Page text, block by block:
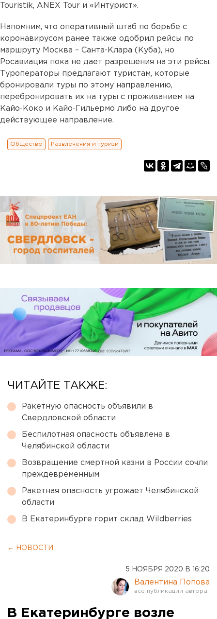
Touristik, ANEX Tour и «Интурист».
Напомним, что оперативный штаб по борьбе с
коронавирусом ранее также одобрил рейсы по
маршруту Москва – Санта-Клара (Куба), но
Росавиация пока не дает разрешения на эти рейсы.
Туроператоры предлагают туристам, которые
бронировали туры по этому направлению,
перебронировать их на туры с проживанием на
Кайо-Коко и Кайо-Гильермо либо на другое
действующее направление.
Общество Развлечения и туризм
ЧИТАЙТЕ ТАКЖЕ:
Ракетную опасность объявили в
Свердловской области
Беспилотная опасность объявлена в
Челябинской области
Возвращение смертной казни в России сочли
преждевременным
Ракетная опасность угрожает Челябинской
области
В Екатеринбурге горит склад Wildberries
← НОВОСТИ
5 НОЯБРЯ 2020 В 16:20
Валентина Попова
В Екатеринбурге возле